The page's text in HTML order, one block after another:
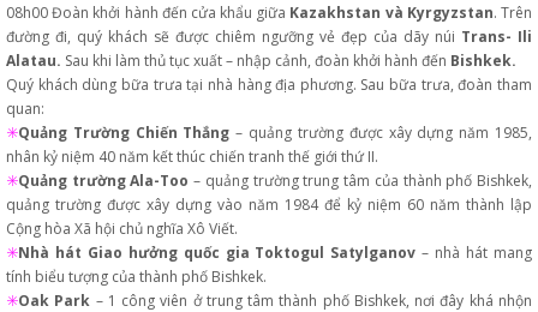
08h00 Đoàn khởi hành đến cửa khẩu giữa Kazakhstan và Kyrgyzstan. Trên
đường đi, quý khách sẽ được chiêm ngưỡng vẻ đẹp của dãy núi Trans- Ili
Alatau. Sau khi làm thủ tục xuất – nhập cảnh, đoàn khởi hành đến Bishkek.
Quý khách dùng bữa trưa tại nhà hàng địa phương. Sau bữa trưa, đoàn tham
quan:
✳️Quảng Trường Chiến Thắng – quảng trường được xây dựng năm 1985,
nhân kỷ niệm 40 năm kết thúc chiến tranh thế giới thứ II.
✳️Quảng trường Ala-Too – quảng trường trung tâm của thành phố Bishkek,
quảng trường được xây dựng vào năm 1984 để kỷ niệm 60 năm thành lập
Cộng hòa Xã hội chủ nghĩa Xô Viết.
✳️Nhà hát Giao hưởng quốc gia Toktogul Satylganov – nhà hát mang
tính biểu tượng của thành phố Bishkek.
✳️Oak Park – 1 công viên ở trung tâm thành phố Bishkek, nơi đây khá nhộn